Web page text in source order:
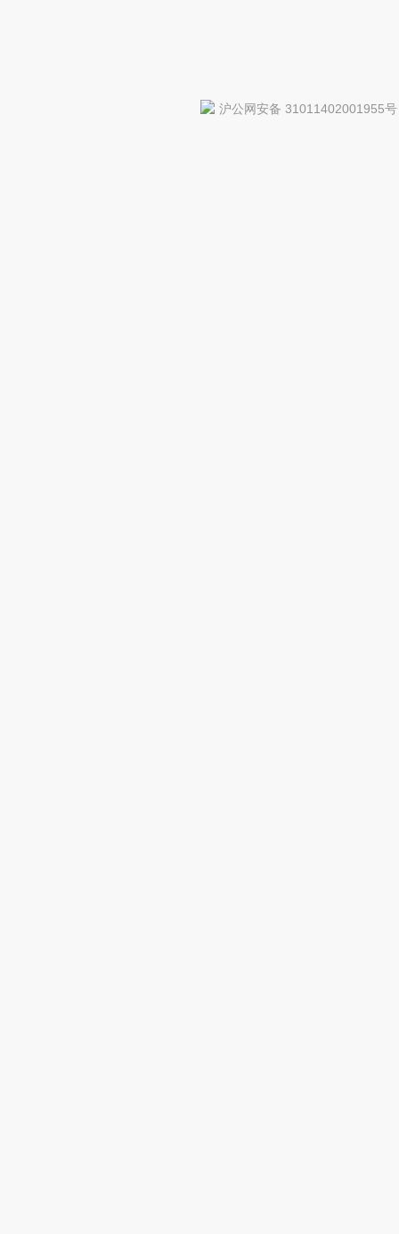
沪公网安备 31011402001955号